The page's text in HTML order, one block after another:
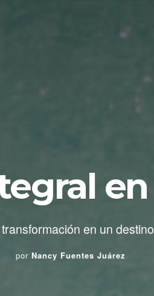
en un
por Nancy Fuentes Juárez